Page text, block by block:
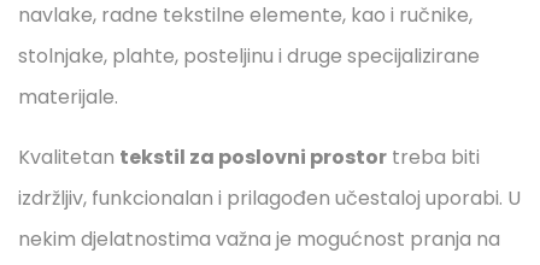
navlake, radne tekstilne elemente, kao i ručnike,
stolnjake, plahte, posteljinu i druge specijalizirane
materijale.
Kvalitetan tekstil za poslovni prostor treba biti
izdržljiv, funkcionalan i prilagođen učestaloj uporabi. U
nekim djelatnostima važna je mogućnost pranja na